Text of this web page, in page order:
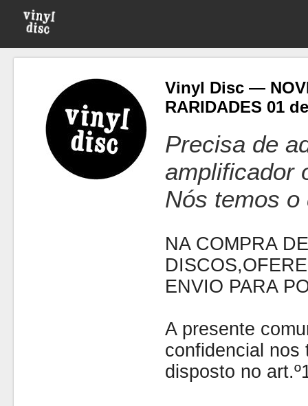
Vinyl Disc —
RARIDADES 01
Precisa de
amplificador
Nós temos o
NA COMPRA
ENVIO PARA
A presente
confidencial nos
disposto no